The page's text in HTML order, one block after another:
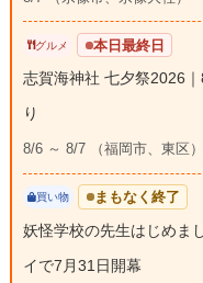
グルメ 本日最終日
志賀海神社 七夕祭2026
り
8/6 ～ 8/7 （福岡市、東区）
買い物 まもなく終了
妖怪学校の先生はじめま
イで7月31日開幕